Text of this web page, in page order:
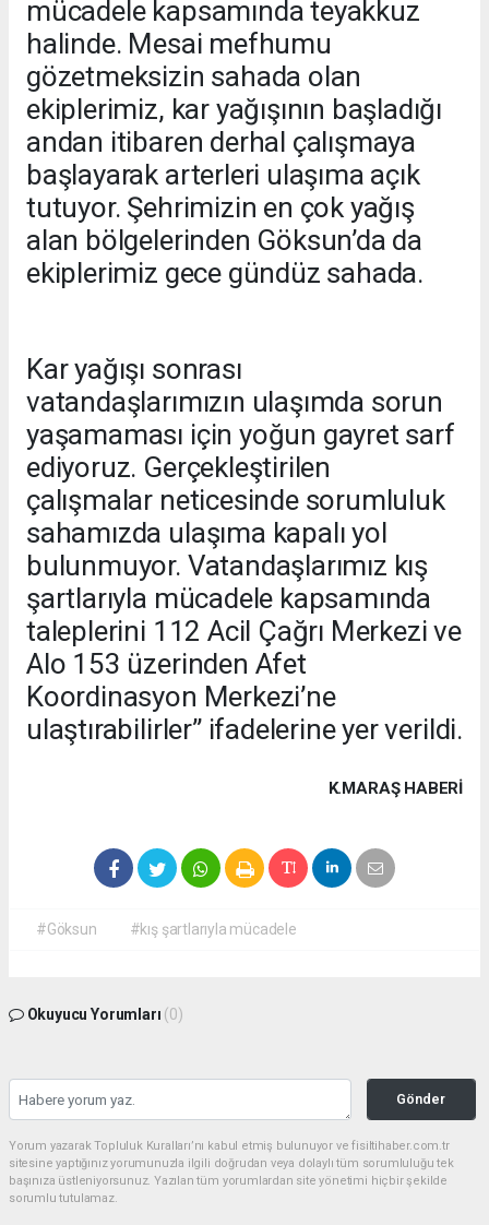
mücadele kapsamında teyakkuz
halinde. Mesai mefhumu
gözetmeksizin sahada olan
ekiplerimiz, kar yağışının başladığı
andan itibaren derhal çalışmaya
başlayarak arterleri ulaşıma açık
tutuyor. Şehrimizin en çok yağış
alan bölgelerinden Göksun’da da
ekiplerimiz gece gündüz sahada.
Kar yağışı sonrası
vatandaşlarımızın ulaşımda sorun
yaşamaması için yoğun gayret sarf
ediyoruz. Gerçekleştirilen
çalışmalar neticesinde sorumluluk
sahamızda ulaşıma kapalı yol
bulunmuyor. Vatandaşlarımız kış
şartlarıyla mücadele kapsamında
taleplerini 112 Acil Çağrı Merkezi ve
Alo 153 üzerinden Afet
Koordinasyon Merkezi’ne
ulaştırabilirler” ifadelerine yer verildi.
K.MARAŞ HABERİ
#Göksun #kış şartlarıyla mücadele
Okuyucu Yorumları (0)
Gönder
Yorum yazarak Topluluk Kuralları’nı kabul etmiş bulunuyor ve fisiltihaber.com.tr
sitesine yaptığınız yorumunuzla ilgili doğrudan veya dolaylı tüm sorumluluğu tek
başınıza üstleniyorsunuz. Yazılan tüm yorumlardan site yönetimi hiçbir şekilde
sorumlu tutulamaz.